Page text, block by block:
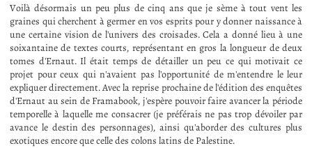
Voilà désormais un peu plus de cinq ans que je sème à tout vent les
graines qui cherchent à germer en vos esprits pour y donner naissance à
une certaine vision de l'univers des croisades. Cela a donné lieu à une
soixantaine de textes courts, représentant en gros la longueur de deux
tomes d'Ernaut. Il était temps de détailler un peu ce qui motivait ce
projet pour ceux qui n'avaient pas l'opportunité de m'entendre le leur
expliquer directement. Avec la reprise prochaine de l'édition des enquêtes
d'Ernaut au sein de Framabook, j'espère pouvoir faire avancer la période
temporelle à laquelle me consacrer (je préférais ne pas trop dévoiler par
avance le destin des personnages), ainsi qu'aborder des cultures plus
exotiques encore que celle des colons latins de Palestine.